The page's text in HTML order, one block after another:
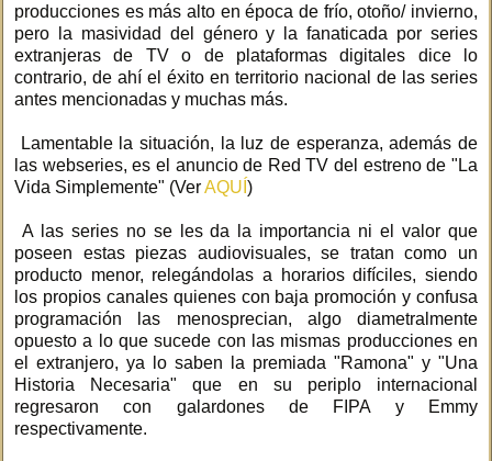
producciones es más alto en época de frío, otoño/ invierno,
pero la masividad del género y la fanaticada por series
extranjeras de TV o de plataformas digitales dice lo
contrario, de ahí el éxito en territorio nacional de las series
antes mencionadas y muchas más.
Lamentable la situación, la luz de esperanza, además de
las webseries, es el anuncio de Red TV del estreno de "La
Vida Simplemente" (VerAQUÍ )
A las series no se les da la importancia ni el valor que
poseen estas piezas audiovisuales, se tratan como un
producto menor, relegándolas a horarios difíciles, siendo
los propios canales quienes con baja promoción y confusa
programación las menosprecian, algo diametralmente
opuesto a lo que sucede con las mismas producciones en
el extranjero, ya lo saben la premiada "Ramona" y "Una
Historia Necesaria" que en su periplo internacional
regresaron con galardones de FIPA y Emmy
respectivamente.